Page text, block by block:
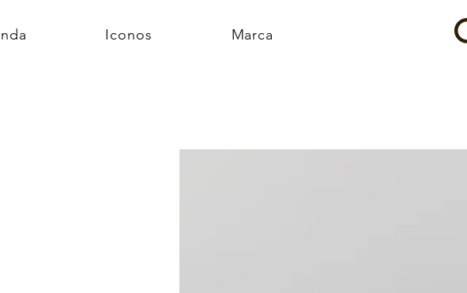
Iconos Marca